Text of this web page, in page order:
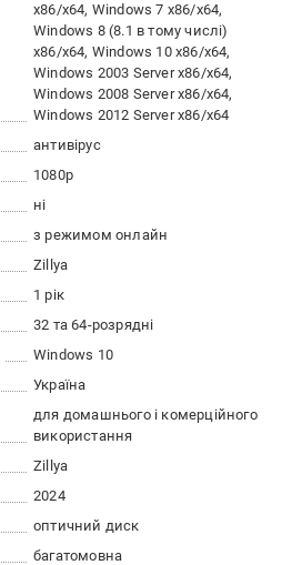
x86/x64, Windows 7 x86/x64,
Windows 8 (8.1 в тому числі)
x86/x64, Windows 10 x86/x64,
Windows 2003 Server x86/x64,
Windows 2008 Server x86/x64,
Windows 2012 Server x86/x64
антивірус
1080p
ні
з режимом онлайн
Zillya
1 рік
32 та 64-розрядні
Windows 10
Україна
для домашнього і комерційного
використання
Zillya
2024
оптичний диск
багатомовна